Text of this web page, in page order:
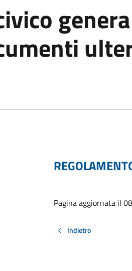
Pagina aggiornata il
Indietro